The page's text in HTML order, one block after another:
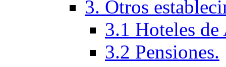
3. Otros
3.1 Hoteles
3.2 Pensiones.